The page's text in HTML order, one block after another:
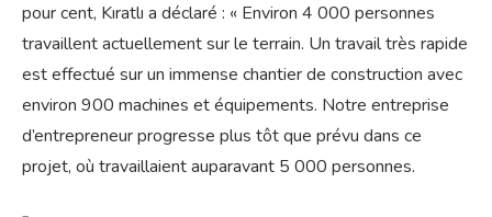
pour cent, Kıratlı a déclaré : « Environ 4 000 personnes
travaillent actuellement sur le terrain. Un travail très rapide
est effectué sur un immense chantier de construction avec
environ 900 machines et équipements. Notre entreprise
d’entrepreneur progresse plus tôt que prévu dans ce
projet, où travaillaient auparavant 5 000 personnes.